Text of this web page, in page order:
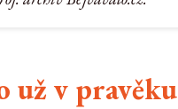
už v pravěku